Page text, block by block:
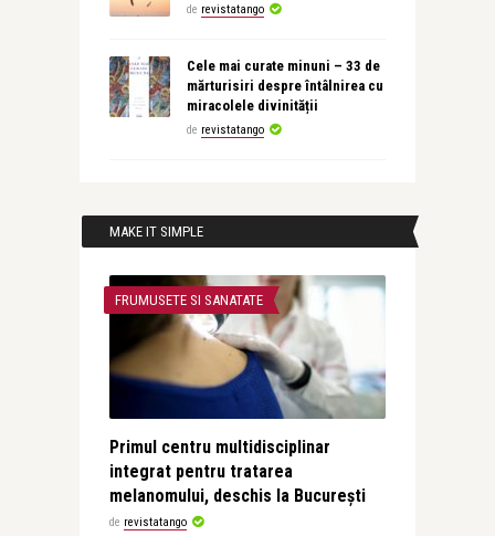
de revistatango
Cele mai curate minuni – 33 de
mărturisiri despre întâlnirea cu
miracolele divinității
de revistatango
MAKE IT SIMPLE
FRUMUSETE SI SANATATE
Primul centru multidisciplinar
integrat pentru tratarea
melanomului, deschis la București
de revistatango